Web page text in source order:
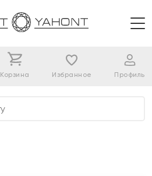
Корзина Избранное Профиль